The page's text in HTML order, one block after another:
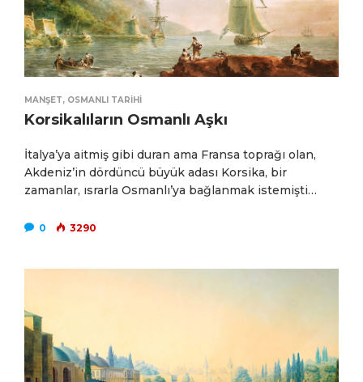
MANŞET, OSMANLI TARIHI
Korsikalıların Osmanlı Aşkı
İtalya’ya aitmiş gibi duran ama Fransa toprağı olan,
Akdeniz’in dördüncü büyük adası Korsika, bir
zamanlar, ısrarla Osmanlı’ya bağlanmak istemişti…
0 3290